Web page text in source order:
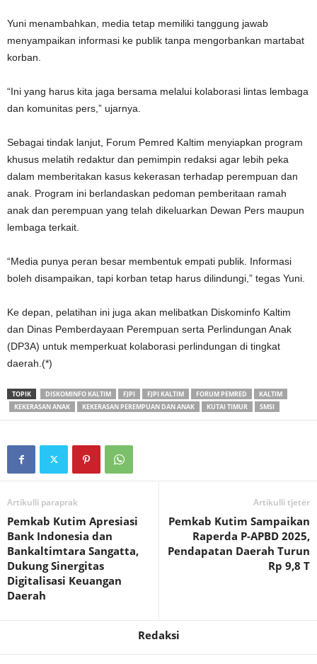
Yuni menambahkan, media tetap memiliki tanggung jawab
menyampaikan informasi ke publik tanpa mengorbankan martabat
korban.
“Ini yang harus kita jaga bersama melalui kolaborasi lintas lembaga
dan komunitas pers,” ujarnya.
Sebagai tindak lanjut, Forum Pemred Kaltim menyiapkan program
khusus melatih redaktur dan pemimpin redaksi agar lebih peka
dalam memberitakan kasus kekerasan terhadap perempuan dan
anak. Program ini berlandaskan pedoman pemberitaan ramah
anak dan perempuan yang telah dikeluarkan Dewan Pers maupun
lembaga terkait.
“Media punya peran besar membentuk empati publik. Informasi
boleh disampaikan, tapi korban tetap harus dilindungi,” tegas Yuni.
Ke depan, pelatihan ini juga akan melibatkan Diskominfo Kaltim
dan Dinas Pemberdayaan Perempuan serta Perlindungan Anak
(DP3A) untuk memperkuat kolaborasi perlindungan di tingkat
daerah.(*)
TOPIK DISKOMINFO KALTIM FJPI FJPI KALTIM FORUM PEMRED
KALTIM
KEKERASAN ANAK
KEKERASAN PEREMPUAN DAN ANAK KUTAI TIMUR SMSI
Artikulli paraprak
Pemkab Kutim Apresiasi
Bank Indonesia dan
Bankaltimtara Sangatta,
Dukung Sinergitas
Digitalisasi Keuangan
Daerah
Artikulli tjetër
Pemkab Kutim Sampaikan
Raperda P-APBD 2025,
Pendapatan Daerah Turun
Rp 9,8 T
Redaksi